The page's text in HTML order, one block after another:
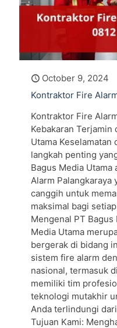
October 9, 2024
Kontraktor Fire
Kontraktor Fire
Kebakaran Terjamin
Utama Keselamatan
langkah penting
Bagus Media Utama
Alarm Palangkaraya
canggih untuk
maksimal bagi
Mengenal PT Bagus
Media Utama
bergerak di bidang
sistem fire alarm
nasional, termasuk
memiliki tim
teknologi mutakhir
Anda terlindungi
Tujuan Kami: